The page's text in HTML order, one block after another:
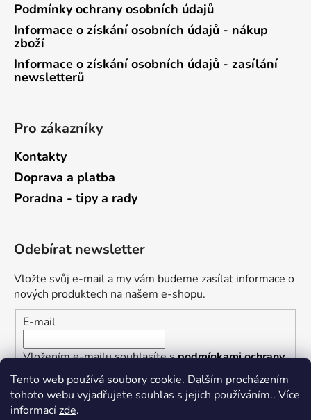
Tento web používá soubory cookie. Dalším procházením
tohoto webu vyjadřujete souhlas s jejich používáním.. Více
informacízde.
Podmínky ochrany osobních údajů
Informace o získání osobních údajů - nákup
zboží
Informace o získání osobních údajů - zasílání
newsletterů
Pro zákazníky
Kontakty
Doprava a platba
Poradna - tipy a rady
Odebírat newsletter
Vložte svůj e-mail a my vám budeme zasílat informace o
nových produktech na našem e-shopu.
E-mail
Vložením e-mailu souhlasíte spodmínkami ochrany
osobních údajů
PŘIHLÁSIT SE